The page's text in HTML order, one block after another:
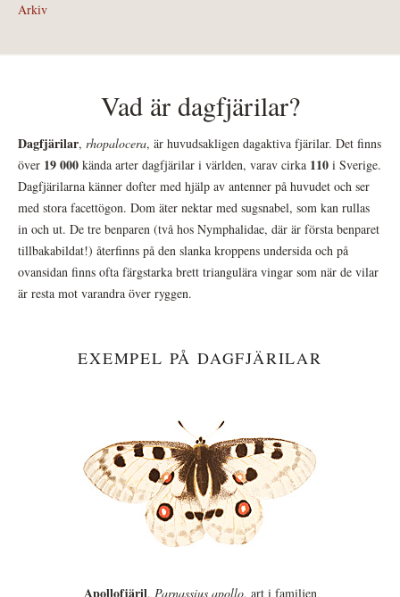
Arkiv
Vad är dagfjärilar?
Dagfjärilar, rhopalocera, är huvudsakligen dagaktiva fjärilar. Det finns
över 19 000 kända arter dagfjärilar i världen, varav cirka 110 i Sverige.
Dagfjärilarna känner dofter med hjälp av antenner på huvudet och ser
med stora facettögon. Dom äter nektar med sugsnabel, som kan rullas
in och ut. De tre benparen (två hos Nymphalidae, där är första benparet
tillbakabildat!) återfinns på den slanka kroppens undersida och på
ovansidan finns ofta färgstarka brett triangulära vingar som när de vilar
är resta mot varandra över ryggen.
EXEMPEL PÅ DAGFJÄRILAR
Apollofjäril, Parnassius apollo, art i familjen